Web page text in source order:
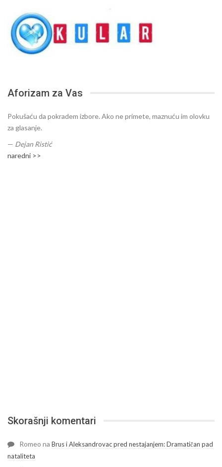
Aforizam za Vas
Pokušaću da pokradem izbore. Ako ne primete, maznuću im olovku
za glasanje.
— Dejan Ristić
naredni >>
Skorašnji komentari
Romeo na Brus i Aleksandrovac pred nestajanjem: Dramatičan pad
nataliteta